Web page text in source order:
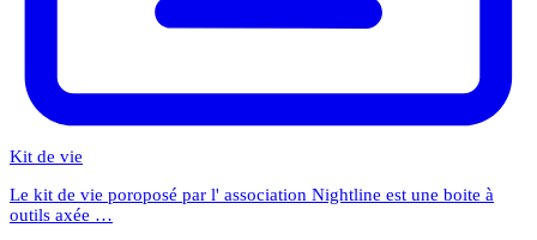
Kit de vie
Le kit de vie poroposé par l' association Nightline est une boite à
outils axée …